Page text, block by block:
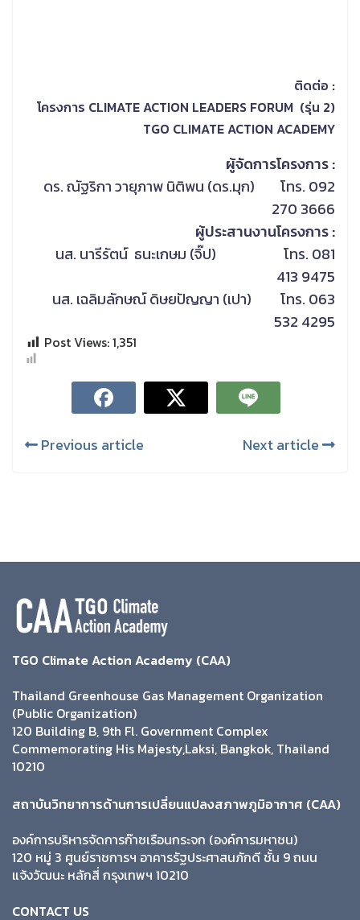
ติดต่อ :
โครงการ CLIMATE ACTION LEADERS FORUM (รุ่น 2)
TGO CLIMATE ACTION ACADEMY
ผู้จัดการโครงการ :
ดร. ณัฐริกา วายุภาพ นิติพน (ดร.มุก) โทร. 092
270 3666
ผู้ประสานงานโครงการ :
นส. นารีรัตน์ ธนะเกษม (จิ๊ป) โทร. 081
413 9475
นส. เฉลิมลักษณ์ ดิษยปัญญา (เปา) โทร. 063
532 4295
Post Views:1,351
Previous article Next article
TGO Climate Action Academy (CAA)
Thailand Greenhouse Gas Management Organization
(Public Organization)
120 Building B, 9th Fl. Government Complex
Commemorating His Majesty,Laksi, Bangkok, Thailand
10210
สถาบันวิทยาการด้านการเปลี่ยนแปลงสภาพภูมิอากาศ (CAA)
องค์การบริหารจัดการก๊าซเรือนกระจก (องค์การมหาชน)
120 หมู่ 3 ศูนย์ราชการฯ อาคารรัฐประศาสนภักดี ชั้น 9 ถนน
แจ้งวัฒนะ หลักสี่ กรุงเทพฯ 10210
CONTACT US